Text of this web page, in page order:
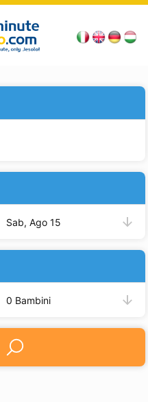
Sab, Ago 15
0 Bambini